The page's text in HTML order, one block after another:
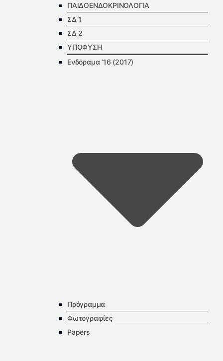
ΠΑΙΔΟΕΝΔΟΚΡΙΝΟΛΟΓΙΑ
ΣΔ 1
ΣΔ 2
ΥΠΟΦΥΣΗ
Ενδόραμα ’16 (2017)
Πρόγραμμα
Φωτογραφίες
Papers